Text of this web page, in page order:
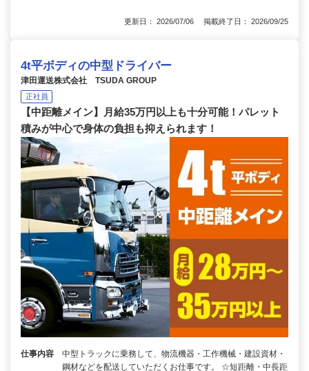
更新日： 2026/07/06 掲載終了日： 2026/09/25
4t平ボディの中型ドライバー
津田運送株式会社 TSUDA GROUP
正社員
【中距離メイン】月給35万円以上も十分可能！パレット
積みが中心で身体の負担も抑えられます！
仕事内容
中型トラックに乗務して、物流機器・工作機械・建設資材・
鋼材などを配送していただくお仕事です。 ☆短距離・中長距